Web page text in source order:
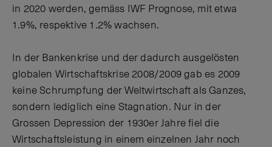
in 2020 werden, gemäss IWF Prognose, mit etwa
1.9%, respektive 1.2% wachsen.
In der Bankenkrise und der dadurch ausgelösten
globalen Wirtschaftskrise 2008/2009 gab es 2009
keine Schrumpfung der Weltwirtschaft als Ganzes,
sondern lediglich eine Stagnation. Nur in der
Grossen Depression der 1930er Jahre fiel die
Wirtschaftsleistung in einem einzelnen Jahr noch